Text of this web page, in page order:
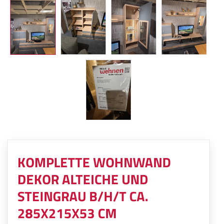
KOMPLETTE WOHNWAND
DEKOR ALTEICHE UND
STEINGRAU B/H/T CA.
285X215X53 CM